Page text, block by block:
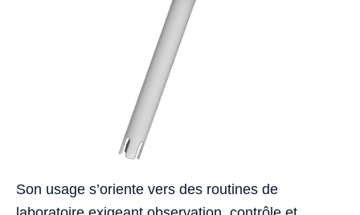
Son usage s’oriente vers des routines de